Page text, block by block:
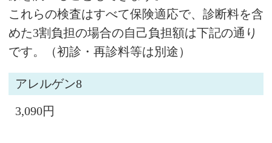
これらの検査はすべて保険適応で、診断料を含
めた3割負担の場合の自己負担額は下記の通り
です。（初診・再診料等は別途）
アレルゲン8
3,090円